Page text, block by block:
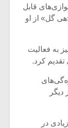
قابل
گل» از او
به فعالیت
تقدیم کرد.
در